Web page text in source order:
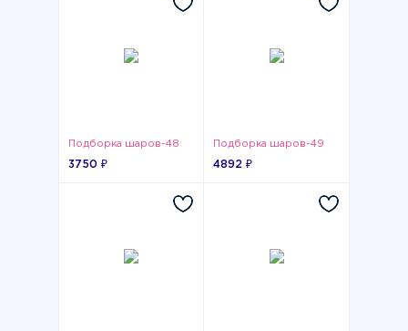
Подборка шаров-48
3750 ₽
Подборка шаров-49
4892 ₽